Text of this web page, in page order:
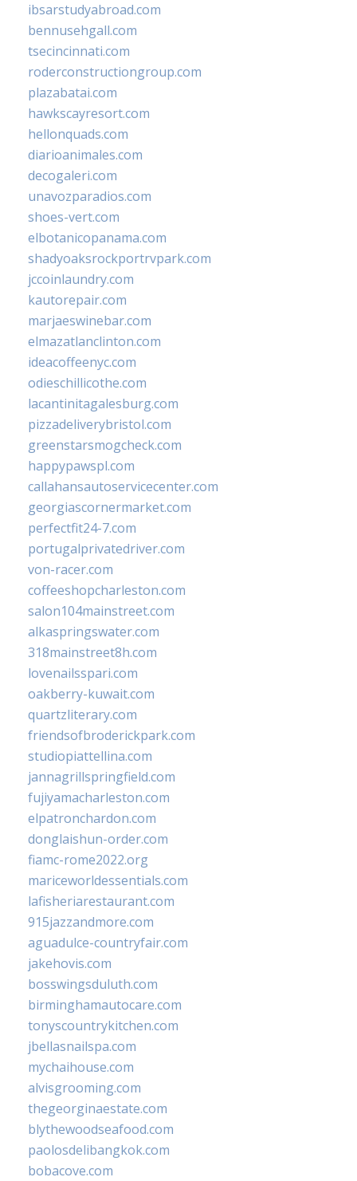
ibsarstudyabroad.com
bennusehgall.com
tsecincinnati.com
roderconstructiongroup.com
plazabatai.com
hawkscayresort.com
hellonquads.com
diarioanimales.com
decogaleri.com
unavozparadios.com
shoes-vert.com
elbotanicopanama.com
shadyoaksrockportrvpark.com
jccoinlaundry.com
kautorepair.com
marjaeswinebar.com
elmazatlanclinton.com
ideacoffeenyc.com
odieschillicothe.com
lacantinitagalesburg.com
pizzadeliverybristol.com
greenstarsmogcheck.com
happypawspl.com
callahansautoservicecenter.com
georgiascornermarket.com
perfectfit24-7.com
portugalprivatedriver.com
von-racer.com
coffeeshopcharleston.com
salon104mainstreet.com
alkaspringswater.com
318mainstreet8h.com
lovenailsspari.com
oakberry-kuwait.com
quartzliterary.com
friendsofbroderickpark.com
studiopiattellina.com
jannagrillspringfield.com
fujiyamacharleston.com
elpatronchardon.com
donglaishun-order.com
fiamc-rome2022.org
mariceworldessentials.com
lafisheriarestaurant.com
915jazzandmore.com
aguadulce-countryfair.com
jakehovis.com
bosswingsduluth.com
birminghamautocare.com
tonyscountrykitchen.com
jbellasnailspa.com
mychaihouse.com
alvisgrooming.com
thegeorginaestate.com
blythewoodseafood.com
paolosdelibangkok.com
bobacove.com